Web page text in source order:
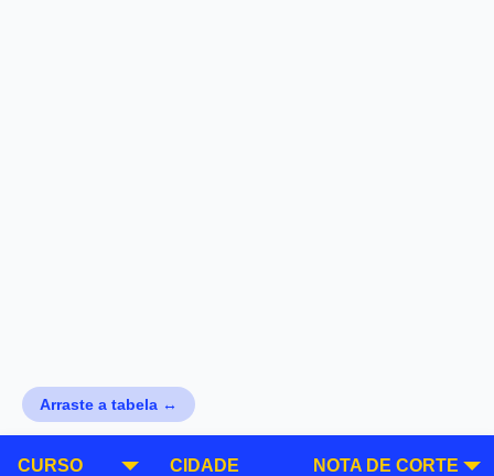
Arraste a tabela ↔
CURSO CIDADE NOTA DE CORTE